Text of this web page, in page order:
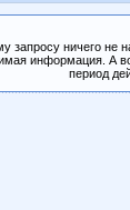
запросу ничего не
информация. А
период